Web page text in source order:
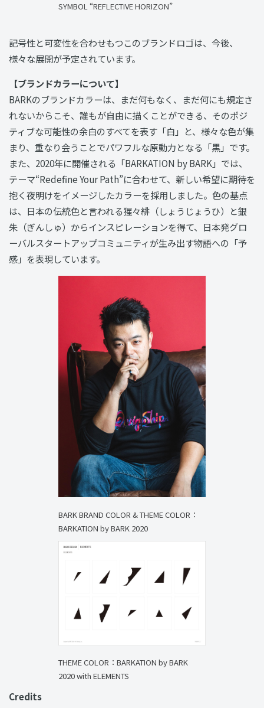
SYMBOL “REFLECTIVE HORIZON”
記号性と可変性を合わせもつこのブランドロゴは、今後、
様々な展開が予定されています。
【ブランドカラーについて】
BARKのブランドカラーは、まだ何もなく、まだ何にも規定さ
れないからこそ、誰もが自由に描くことができる、そのポジ
ティブな可能性の余白のすべてを表す「白」と、様々な色が集
まり、重なり会うことでパワフルな原動力となる「黒」です。
また、2020年に開催される「BARKATION by BARK」では、
テーマ“Redefine Your Path”に合わせて、新しい希望に期待を
抱く夜明けをイメージしたカラーを採用しました。色の基点
は、日本の伝統色と言われる猩々緋（しょうじょうひ）と銀
朱（ぎんしゅ）からインスピレーションを得て、日本発グロ
ーバルスタートアップコミュニティが生み出す物語への「予
感」を表現しています。
BARK BRAND COLOR & THEME COLOR：
BARKATION by BARK 2020
THEME COLOR：BARKATION by BARK
2020 with ELEMENTS
Credits